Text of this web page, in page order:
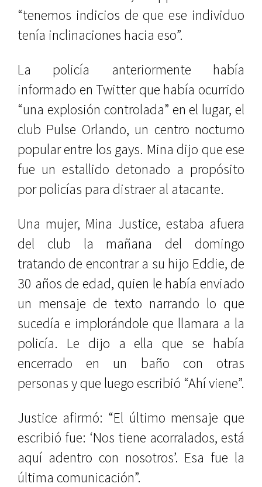
“tenemos indicios de que ese individuo
tenía inclinaciones hacia eso”.
La policía anteriormente había
informado en Twitter que había ocurrido
“una explosión controlada” en el lugar, el
club Pulse Orlando, un centro nocturno
popular entre los gays. Mina dijo que ese
fue un estallido detonado a propósito
por policías para distraer al atacante.
Una mujer, Mina Justice, estaba afuera
del club la mañana del domingo
tratando de encontrar a su hijo Eddie, de
30 años de edad, quien le había enviado
un mensaje de texto narrando lo que
sucedía e implorándole que llamara a la
policía. Le dijo a ella que se había
encerrado en un baño con otras
personas y que luego escribió “Ahí viene”.
Justice afirmó: “El último mensaje que
escribió fue: ‘Nos tiene acorralados, está
aquí adentro con nosotros’. Esa fue la
última comunicación”.